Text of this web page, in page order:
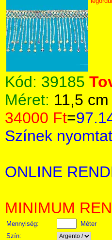
Kód: 39185
Méret: 11,5
34000 Ft=
Színek
ONLINE
MINIMUM
Mennyiség:
Méter
Szín: